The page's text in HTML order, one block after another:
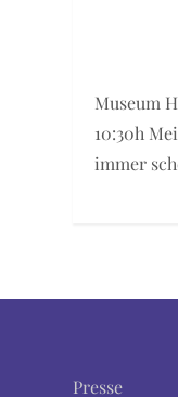
Museum
10:30h
immer
Presse